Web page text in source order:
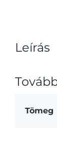
Leírás
Tömeg